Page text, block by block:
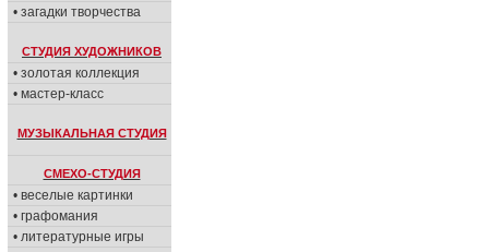
• загадки творчества
СТУДИЯ ХУДОЖНИКОВ
• золотая коллекция
• мастер-класс
МУЗЫКАЛЬНАЯ СТУДИЯ
СМЕХО-СТУДИЯ
• веселые картинки
• графомания
• литературные игры